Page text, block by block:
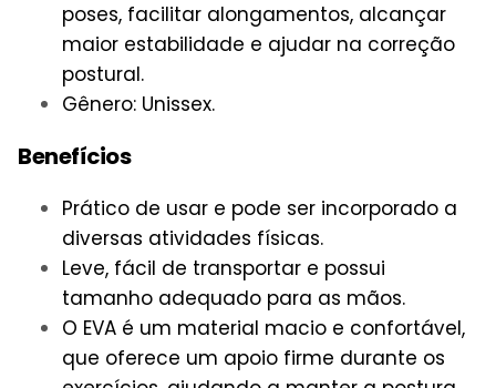
poses, facilitar alongamentos, alcançar
maior estabilidade e ajudar na correção
postural.
Gênero: Unissex.
Benefícios
Prático de usar e pode ser incorporado a
diversas atividades físicas.
Leve, fácil de transportar e possui
tamanho adequado para as mãos.
O EVA é um material macio e confortável,
que oferece um apoio firme durante os